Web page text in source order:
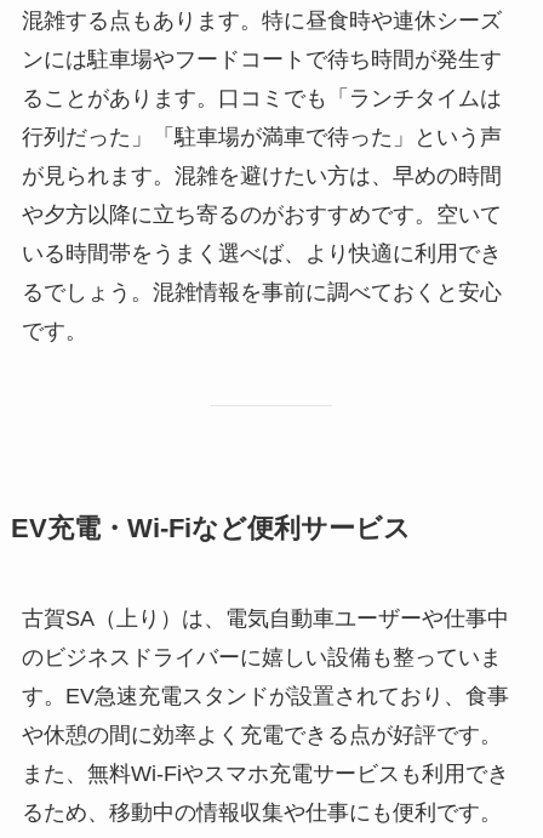
混雑する点もあります。特に昼食時や連休シーズ
ンには駐車場やフードコートで待ち時間が発生す
ることがあります。口コミでも「ランチタイムは
行列だった」「駐車場が満車で待った」という声
が見られます。混雑を避けたい方は、早めの時間
や夕方以降に立ち寄るのがおすすめです。空いて
いる時間帯をうまく選べば、より快適に利用でき
るでしょう。混雑情報を事前に調べておくと安心
です。
EV充電・Wi-Fiなど便利サービス
古賀SA（上り）は、電気自動車ユーザーや仕事中
のビジネスドライバーに嬉しい設備も整っていま
す。EV急速充電スタンドが設置されており、食事
や休憩の間に効率よく充電できる点が好評です。
また、無料Wi-Fiやスマホ充電サービスも利用でき
るため、移動中の情報収集や仕事にも便利です。